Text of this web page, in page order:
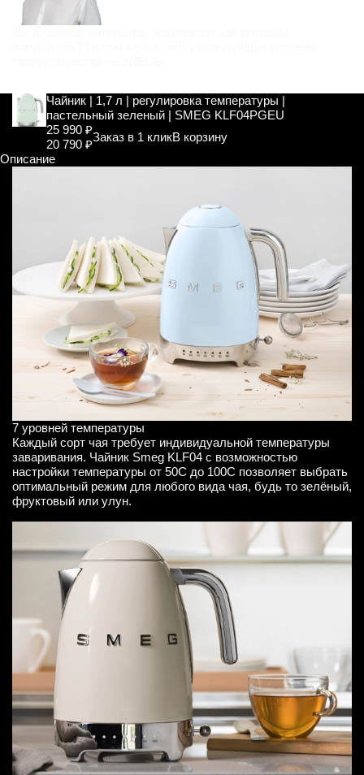
Чайник | 1,7 л | регулировка температуры |
пастельный зеленый | SMEG KLF04PGEU
20 790 ₽
25 990 ₽
Заказ в 1 кликВ корзину
Описание
7 уровней температуры
Каждый сорт чая требует индивидуальной температуры
заваривания. Чайник Smeg KLF04 с возможностью
настройки температуры от 50C до 100C позволяет выбрать
оптимальный режим для любого вида чая, будь то зелёный,
фруктовый или улун.